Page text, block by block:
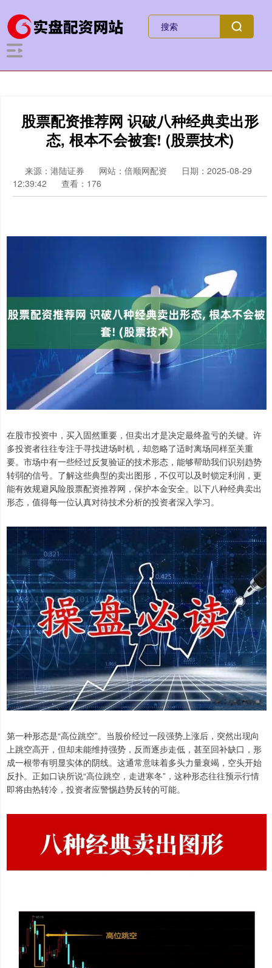
股票配资推荐网 识破八种经典卖出形
态, 根本不会被套! (股票技术)
来源：港陆证券 网站：倍顺网配资
日期：2025-08-29
12:39:42
查看：176
在股市投资中，买入固然重要，但卖出才是决定最终盈亏的关键。许
多投资者往往专注于寻找进场时机，却忽略了适时离场同样至关重
要。市场中有一些经过反复验证的技术形态，能够帮助我们识别趋势
转弱的信号。了解这些典型的卖出图形，不仅可以及时锁定利润，更
能有效规避风险股票配资推荐网，保护本金安全。以下八种经典卖出
形态，值得每一位认真对待技术分析的投资者深入学习。
第一种形态是“高位跳空”。当股价经过一段强势上涨后，突然出现向
上跳空高开，但却未能维持强势，反而逐步走低，甚至回补缺口，形
成一根带有明显实体的阴线。这通常意味着多头力量衰竭，空头开始
反扑。正如口诀所说“高位跳空，走进寒冬”，这种形态往往预示行情
即将由热转冷，投资者应警惕趋势反转的可能。